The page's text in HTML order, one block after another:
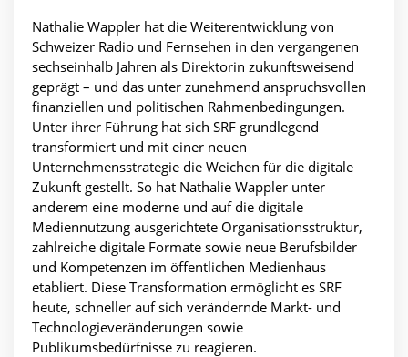
Nathalie Wappler hat die Weiterentwicklung von
Schweizer Radio und Fernsehen in den vergangenen
sechseinhalb Jahren als Direktorin zukunftsweisend
geprägt – und das unter zunehmend anspruchsvollen
finanziellen und politischen Rahmenbedingungen.
Unter ihrer Führung hat sich SRF grundlegend
transformiert und mit einer neuen
Unternehmensstrategie die Weichen für die digitale
Zukunft gestellt. So hat Nathalie Wappler unter
anderem eine moderne und auf die digitale
Mediennutzung ausgerichtete Organisationsstruktur,
zahlreiche digitale Formate sowie neue Berufsbilder
und Kompetenzen im öffentlichen Medienhaus
etabliert. Diese Transformation ermöglicht es SRF
heute, schneller auf sich verändernde Markt- und
Technologieveränderungen sowie
Publikumsbedürfnisse zu reagieren.